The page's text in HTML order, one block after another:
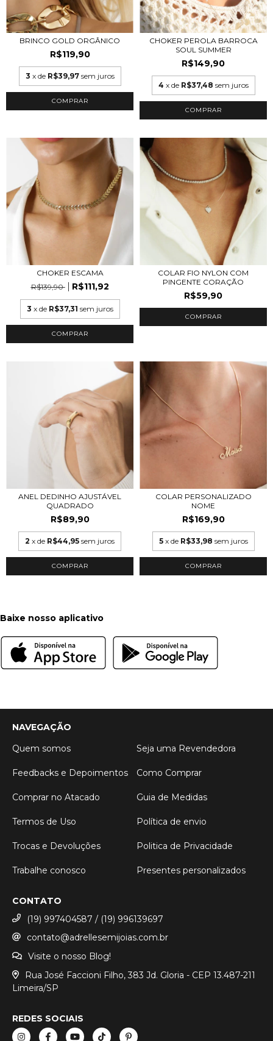
BRINCO GOLD ORGÂNICO
R$119,90
3 x de R$39,97 sem juros
COMPRAR
CHOKER PEROLA BARROCA
SOUL SUMMER
R$149,90
4 x de R$37,48 sem juros
CHOKER ESCAMA
R$139,90
R$111,92
3 x de R$37,31 sem juros
COMPRAR
COLAR FIO NYLON COM
PINGENTE CORAÇÃO
R$59,90
COMPRAR
ANEL DEDINHO AJUSTÁVEL
QUADRADO
R$89,90
2 x de R$44,95 sem juros
COMPRAR
COLAR PERSONALIZADO
NOME
R$169,90
5 x de R$33,98 sem juros
Baixe nosso aplicativo
NAVEGAÇÃO
Quem somos
Seja uma Revendedora
Feedbacks e Depoimentos Como Comprar
Comprar no Atacado Guia de Medidas
Termos de Uso Política de envio
Trocas e Devoluções Politica de Privacidade
Trabalhe conosco Presentes personalizados
CONTATO
(19) 997404587 / (19) 996139697
contato@adrellesemijoias.com.br
Visite o nosso Blog!
Rua José Faccioni Filho, 383 Jd. Gloria - CEP 13.487-211
Limeira/SP
REDES SOCIAIS